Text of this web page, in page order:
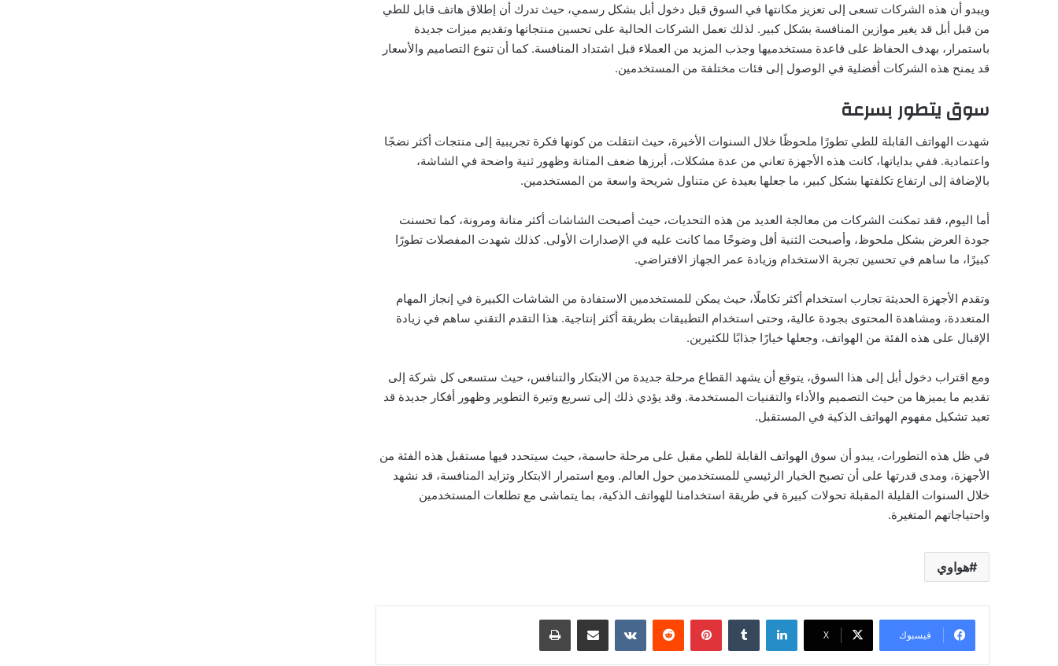
ويبدو أن هذه الشركات تسعى إلى تعزيز مكانتها في السوق قبل دخول أبل بشكل رسمي، حيث تدرك أن إطلاق هاتف قابل للطي
من قبل أبل قد يغير موازين المنافسة بشكل كبير. لذلك تعمل الشركات الحالية على تحسين منتجاتها وتقديم ميزات جديدة
باستمرار، بهدف الحفاظ على قاعدة مستخدميها وجذب المزيد من العملاء قبل اشتداد المنافسة. كما أن تنوع التصاميم والأسعار
قد يمنح هذه الشركات أفضلية في الوصول إلى فئات مختلفة من المستخدمين.
سوق يتطور بسرعة
شهدت الهواتف القابلة للطي تطورًا ملحوظًا خلال السنوات الأخيرة، حيث انتقلت من كونها فكرة تجريبية إلى منتجات أكثر نضجًا
واعتمادية. ففي بداياتها، كانت هذه الأجهزة تعاني من عدة مشكلات، أبرزها ضعف المتانة وظهور ثنية واضحة في الشاشة،
بالإضافة إلى ارتفاع تكلفتها بشكل كبير، ما جعلها بعيدة عن متناول شريحة واسعة من المستخدمين.
أما اليوم، فقد تمكنت الشركات من معالجة العديد من هذه التحديات، حيث أصبحت الشاشات أكثر متانة ومرونة، كما تحسنت
جودة العرض بشكل ملحوظ، وأصبحت الثنية أقل وضوحًا مما كانت عليه في الإصدارات الأولى. كذلك شهدت المفصلات تطورًا
كبيرًا، ما ساهم في تحسين تجربة الاستخدام وزيادة عمر الجهاز الافتراضي.
وتقدم الأجهزة الحديثة تجارب استخدام أكثر تكاملًا، حيث يمكن للمستخدمين الاستفادة من الشاشات الكبيرة في إنجاز المهام
المتعددة، ومشاهدة المحتوى بجودة عالية، وحتى استخدام التطبيقات بطريقة أكثر إنتاجية. هذا التقدم التقني ساهم في زيادة
الإقبال على هذه الفئة من الهواتف، وجعلها خيارًا جذابًا للكثيرين.
ومع اقتراب دخول أبل إلى هذا السوق، يتوقع أن يشهد القطاع مرحلة جديدة من الابتكار والتنافس، حيث ستسعى كل شركة إلى
تقديم ما يميزها من حيث التصميم والأداء والتقنيات المستخدمة. وقد يؤدي ذلك إلى تسريع وتيرة التطوير وظهور أفكار جديدة قد
تعيد تشكيل مفهوم الهواتف الذكية في المستقبل.
في ظل هذه التطورات، يبدو أن سوق الهواتف القابلة للطي مقبل على مرحلة حاسمة، حيث سيتحدد فيها مستقبل هذه الفئة من
الأجهزة، ومدى قدرتها على أن تصبح الخيار الرئيسي للمستخدمين حول العالم. ومع استمرار الابتكار وتزايد المنافسة، قد نشهد
خلال السنوات القليلة المقبلة تحولات كبيرة في طريقة استخدامنا للهواتف الذكية، بما يتماشى مع تطلعات المستخدمين
واحتياجاتهم المتغيرة.
هواوي
فيسبوك ‫X
لينكدإن بينتيريست مشاركة عبر البريد طباعة